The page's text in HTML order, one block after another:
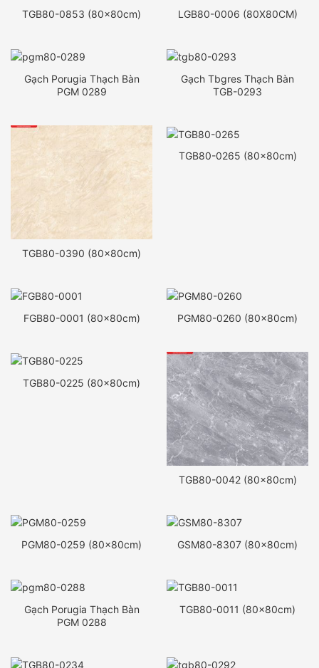
TGB80-0853 (80x80cm) LGB80-0006 (80X80CM)
Gạch Porugia Thạch Bàn
PGM 0289
Gạch Tbgres Thạch Bàn
TGB-0293
TGB80-0390 (80x80cm)
TGB80-0265 (80x80cm)
FGB80-0001 (80x80cm) PGM80-0260 (80x80cm)
TGB80-0225 (80x80cm)
TGB80-0042 (80x80cm)
PGM80-0259 (80x80cm) GSM80-8307 (80x80cm)
Gạch Porugia Thạch Bàn
PGM 0288
TGB80-0011 (80x80cm)